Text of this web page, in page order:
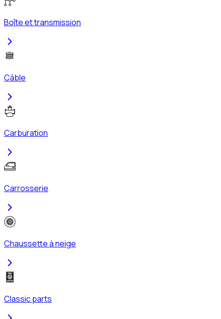
Boîte et transmission
Câble
Carburation
Carrosserie
Chaussette à neige
Classic parts